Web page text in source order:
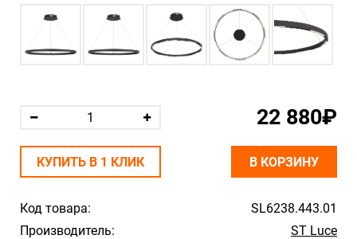
Код товара:
SL6238.443.01
Производитель:
ST Luce
22 880₽
КУПИТЬ В 1 КЛИК В КОРЗИНУ